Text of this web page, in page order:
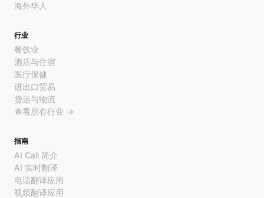
海外华人
行业
餐饮业
酒店与住宿
医疗保健
进出口贸易
货运与物流
查看所有行业 →
指南
AI Call 简介
AI 实时翻译
电话翻译应用
视频翻译应用